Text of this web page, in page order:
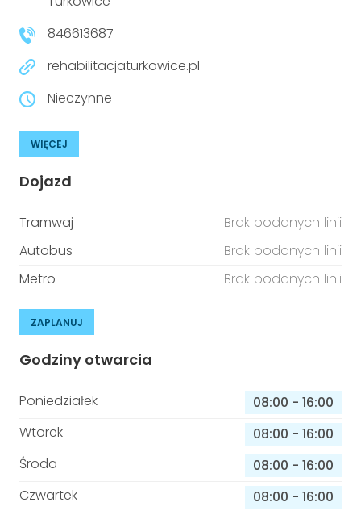
846613687
rehabilitacjaturkowice.pl
Nieczynne
WIĘCEJ
Dojazd
Tramwaj
Brak podanych linii
Autobus
Brak podanych linii
Metro
Brak podanych linii
ZAPLANUJ
Godziny otwarcia
Poniedziałek 08:00 - 16:00
Wtorek
08:00 - 16:00
Środa
08:00 - 16:00
Czwartek
08:00 - 16:00